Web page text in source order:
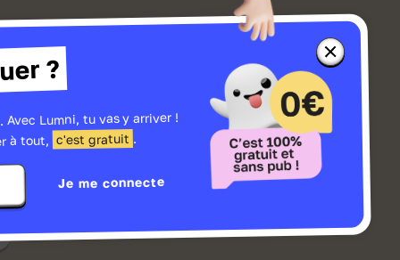
les
Fermer
la
fenêtre
sur
Lumniz
?
Lumni, tu vas y arriver !
à tout, c'est gratuit .
Je me connecte